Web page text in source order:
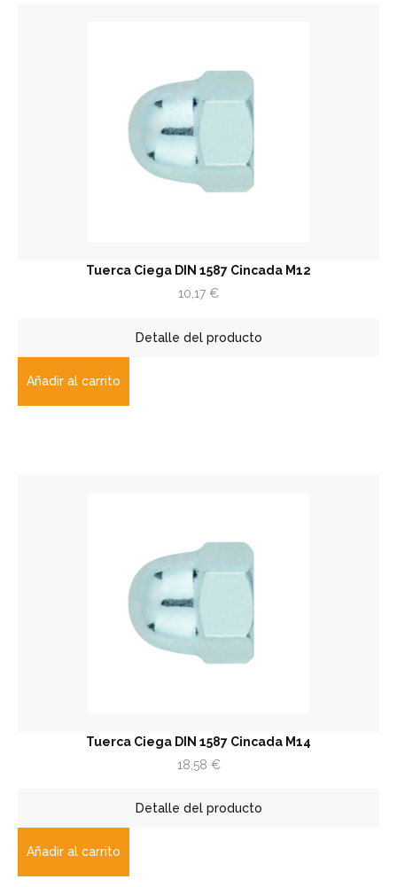
Tuerca Ciega DIN 1587 Cincada M12
10,17 €
Detalle del producto
Añadir al carrito
Tuerca Ciega DIN 1587 Cincada M14
18,58 €
Detalle del producto
Añadir al carrito